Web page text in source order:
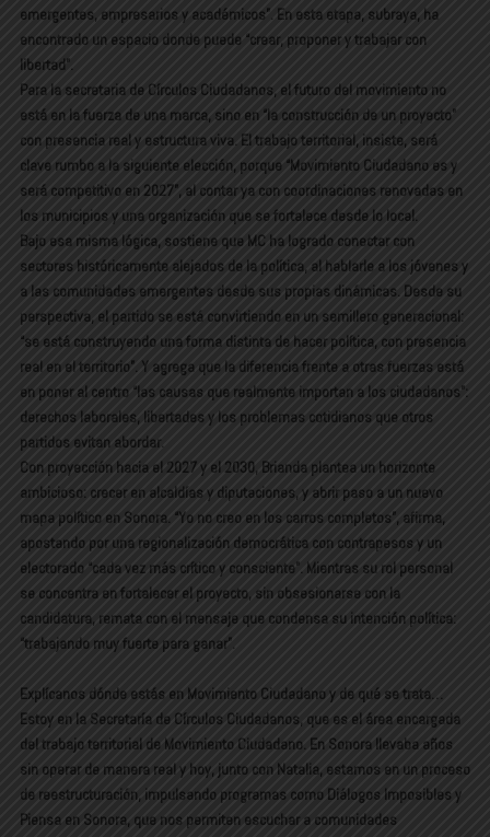
emergentes, empresarios y académicos”. En esta etapa, subraya, ha
encontrado un espacio donde puede “crear, proponer y trabajar con
libertad”.
Para la secretaria de Círculos Ciudadanos, el futuro del movimiento no
está en la fuerza de una marca, sino en “la construcción de un proyecto”
con presencia real y estructura viva. El trabajo territorial, insiste, será
clave rumbo a la siguiente elección, porque “Movimiento Ciudadano es y
será competitivo en 2027”, al contar ya con coordinaciones renovadas en
los municipios y una organización que se fortalece desde lo local.
Bajo esa misma lógica, sostiene que MC ha logrado conectar con
sectores históricamente alejados de la política, al hablarle a los jóvenes y
a las comunidades emergentes desde sus propias dinámicas. Desde su
perspectiva, el partido se está convirtiendo en un semillero generacional:
“se está construyendo una forma distinta de hacer política, con presencia
real en el territorio”. Y agrega que la diferencia frente a otras fuerzas está
en poner al centro “las causas que realmente importan a los ciudadanos”:
derechos laborales, libertades y los problemas cotidianos que otros
partidos evitan abordar.
Con proyección hacia el 2027 y el 2030, Brianda plantea un horizonte
ambicioso: crecer en alcaldías y diputaciones, y abrir paso a un nuevo
mapa político en Sonora. “Yo no creo en los carros completos”, afirma,
apostando por una regionalización democrática con contrapesos y un
electorado “cada vez más crítico y consciente”. Mientras su rol personal
se concentra en fortalecer el proyecto, sin obsesionarse con la
candidatura, remata con el mensaje que condensa su intención política:
“trabajando muy fuerte para ganar”.
Explícanos dónde estás en Movimiento Ciudadano y de qué se trata…
Estoy en la Secretaría de Círculos Ciudadanos, que es el área encargada
del trabajo territorial de Movimiento Ciudadano. En Sonora llevaba años
sin operar de manera real y hoy, junto con Natalia, estamos en un proceso
de reestructuración, impulsando programas como Diálogos Imposibles y
Piensa en Sonora, que nos permiten escuchar a comunidades